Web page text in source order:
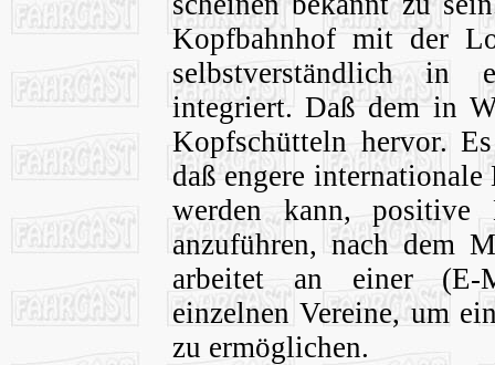
Kopfbahnhof mit der
selbstverständlich in
integriert. Daß dem in
Kopfschütteln hervor.
daß engere
werden kann, positive
anzuführen, nach dem
arbeitet an einer (E-
einzelnen Vereine, um
zu ermöglichen.